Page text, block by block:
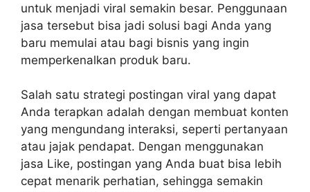
untuk menjadi viral semakin besar. Penggunaan
jasa tersebut bisa jadi solusi bagi Anda yang
baru memulai atau bagi bisnis yang ingin
memperkenalkan produk baru.
Salah satu strategi postingan viral yang dapat
Anda terapkan adalah dengan membuat konten
yang mengundang interaksi, seperti pertanyaan
atau jajak pendapat. Dengan menggunakan
jasa Like, postingan yang Anda buat bisa lebih
cepat menarik perhatian, sehingga semakin